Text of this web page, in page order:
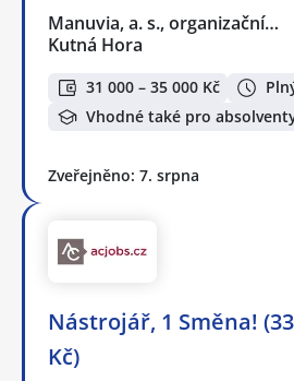
Manuvia, a. s., organizační…
Kutná Hora
31 000 – 35 000 Kč
Vhodné také pro
Zveřejněno: 7. srpna
Nástrojář, 1 Směna!
Kč)